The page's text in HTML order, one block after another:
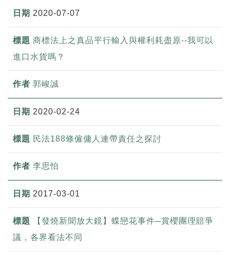
2020-07-07
商標法上之真品平行輸入與權利耗盡原--我可以
進口水貨嗎？
郭峻誠
2020-02-24
民法188條僱傭人連帶責任之探討
李思怡
2017-03-01
【發燒新聞放大鏡】蝶戀花事件─賞櫻團理賠爭
議，各界看法不同